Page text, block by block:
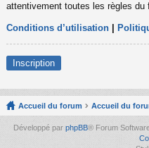
attentivement toutes les règles du
Conditions d’utilisation
Inscription
Accueil du forum Accueil du
Développé par phpBB® Forum